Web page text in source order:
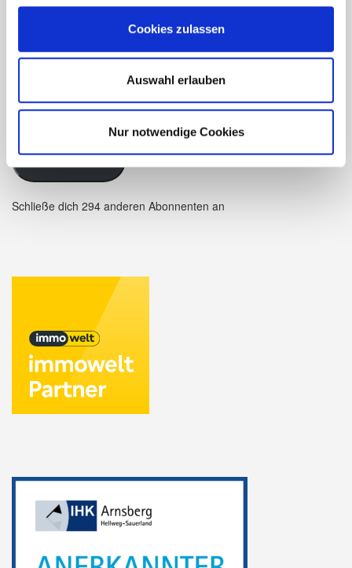
Cookies zulassen
Auswahl erlauben
Nur notwendige Cookies
Geben Sie hier Ihre Email-Adresse an, um unser
neue Beiträge via E-Mail zu erhalten.
Abonnieren
Schließe dich 294 anderen Abonnenten an